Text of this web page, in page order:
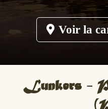
Voir la
Lunkers -